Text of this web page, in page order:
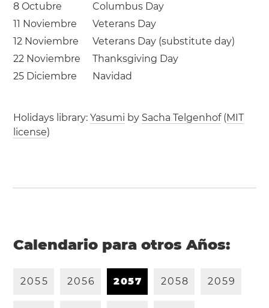
8 Octubre
Columbus Day
11 Noviembre
Veterans Day
12 Noviembre
Veterans Day (substitute day)
22 Noviembre
Thanksgiving Day
25 Diciembre
Navidad
Holidays library:Yasumi by Sacha Telgenhof(MIT
license)
Calendario para otros Años:
2055 2056 2057 2058 2059